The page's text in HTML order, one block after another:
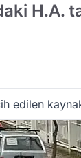
H.A.
edilen